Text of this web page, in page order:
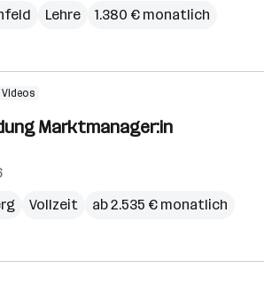
Lehre 1.380 € monatlich
Videos
Marktmanager:in
Vollzeit ab 2.535 € monatlich